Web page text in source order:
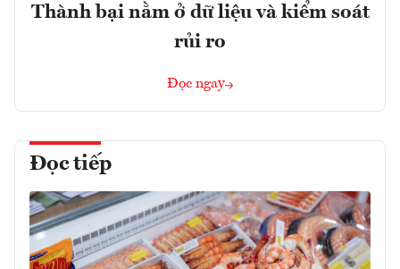
Thành bại nằm ở dữ liệu và kiểm soát
rủi ro
Đọc ngay
Đọc tiếp